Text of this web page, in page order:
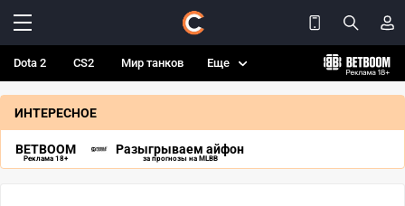
Dota 2 CS2 Мир танков Еще
ИНТЕРЕСНОЕ
BETBOOM
Реклама 18+
Разыгрываем айфон
за прогнозы на MLBB